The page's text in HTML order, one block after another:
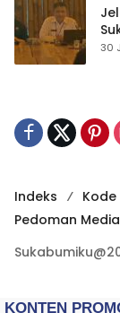
30
Indeks Kode
Pedoman